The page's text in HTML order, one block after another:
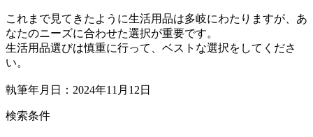
これまで見てきたように生活用品は多岐にわたりますが、あ
なたのニーズに合わせた選択が重要です。
生活用品選びは慎重に行って、ベストな選択をしてくださ
い。
執筆年月日：2024年11月12日
検索条件